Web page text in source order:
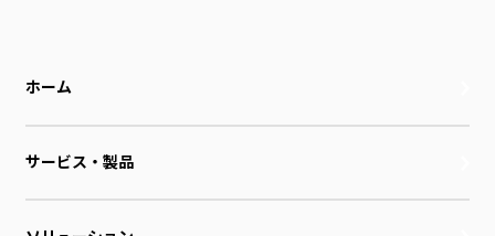
ホーム
サービス・製品